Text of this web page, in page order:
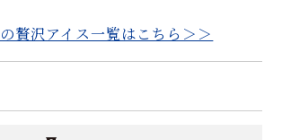
贅沢アイス一覧はこちら＞＞